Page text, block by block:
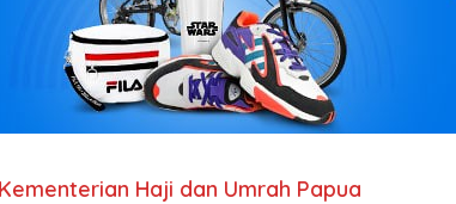
Haji dan Umrah Papua